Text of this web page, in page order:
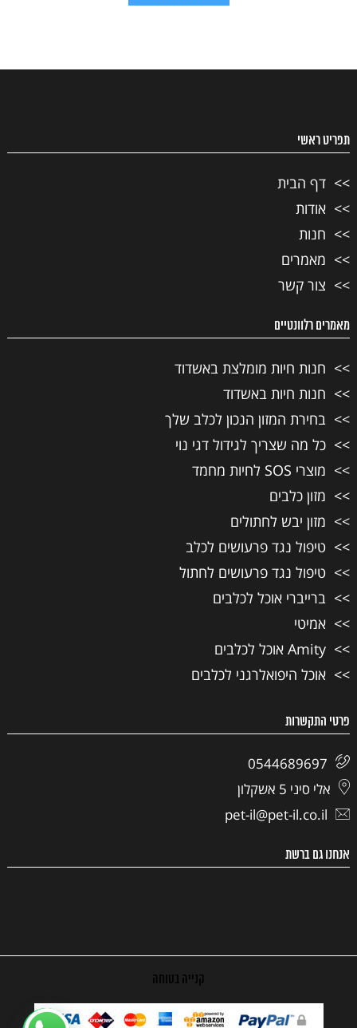
תפריט ראשי
דף הבית
אודות
חנות
מאמרים
צור קשר
מאמרים רלוונטיים
חנות חיות מומלצת באשדוד
חנות חיות באשדוד
בחירת המזון הנכון לכלב שלך
כל מה שצריך לגידול דגי נוי
מוצרי SOS לחיות מחמד
מזון כלבים
מזון יבש לחתולים
טיפול נגד פרעושים לכלב
טיפול נגד פרעושים לחתול
ברייברי אוכל לכלבים
אמיטי
Amity אוכל לכלבים
אוכל היפואלרגני לכלבים
פרטי התקשרות
0544689697
אלי סיני 5 אשקלון
pet-il@pet-il.co.il
אנחנו גם ברשת
קנייה בטוחה